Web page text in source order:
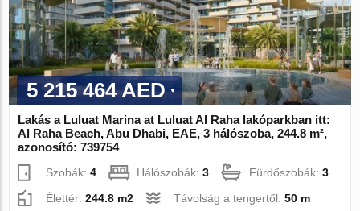
5 215 464 AED
Lakás a Luluat Marina at Luluat Al Raha lakóparkban itt:
Al Raha Beach, Abu Dhabi, EAE, 3 hálószoba, 244.8 m²,
azonosító: 739754
Szobák:4 Hálószobák:3 Fürdőszobák:3
Élettér:244.8 m2 Távolság a tengertől:50 m